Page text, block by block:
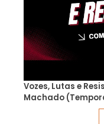
Vozes, Lutas e
Machado